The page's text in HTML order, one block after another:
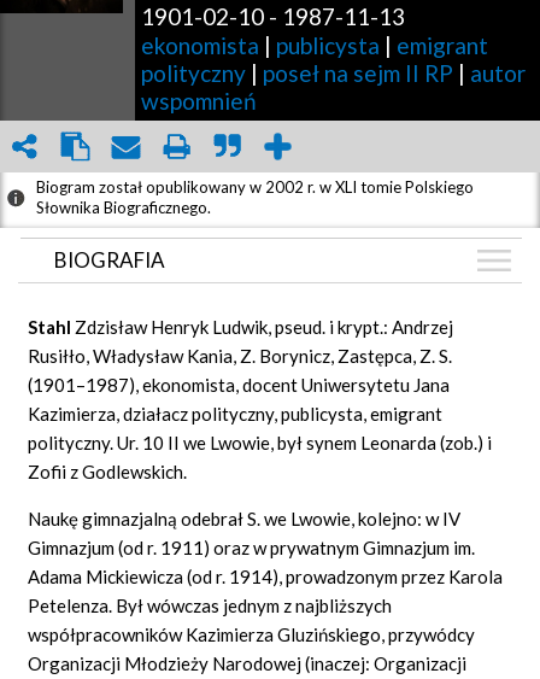
1901-02-10 - 1987-11-13
ekonomista | publicysta | emigrant
polityczny | poseł na sejm II RP | autor
wspomnień
Biogram został opublikowany w 2002 r. w XLI tomie Polskiego
Słownika Biograficznego.
BIOGRAFIA
GRAF POWIĄZAŃ
DYSKUSJA
Mapa
Stahl Zdzisław Henryk Ludwik, pseud. i krypt.: Andrzej
Rusiłło, Władysław Kania, Z. Borynicz, Zastępca, Z. S.
(1901–1987), ekonomista, docent Uniwersytetu Jana
Kazimierza, działacz polityczny, publicysta, emigrant
polityczny. Ur. 10 II we Lwowie, był synem Leonarda (zob.) i
Zofii z Godlewskich.
Naukę gimnazjalną odebrał S. we Lwowie, kolejno: w IV
Gimnazjum (od r. 1911) oraz w prywatnym Gimnazjum im.
Adama Mickiewicza (od r. 1914), prowadzonym przez Karola
Petelenza. Był wówczas jednym z najbliższych
współpracowników Kazimierza Gluzińskiego, przywódcy
Organizacji Młodzieży Narodowej (inaczej: Organizacji